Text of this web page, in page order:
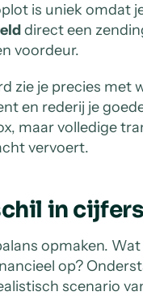
is uniek omdat
direct een
voordeur.
zie je precies met
en rederij je
maar volledige
vervoert.
in cijfers
opmaken.
op?
scenario